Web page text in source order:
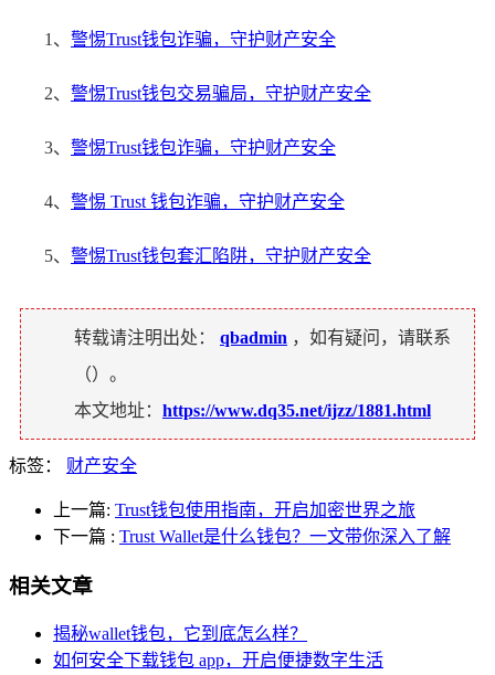
1、 警惕Trust钱包诈骗，守护财产安全
2、 警惕Trust钱包交易骗局，守护财产安全
3、 警惕Trust钱包诈骗，守护财产安全
4、 警惕 Trust 钱包诈骗，守护财产安全
5、 警惕Trust钱包套汇陷阱，守护财产安全
转载请注明出处： qbadmin ，如有疑问，请联系
（）。
本文地址： https://www.dq35.net/ijzz/1881.html
标签： 财产安全
上一篇: Trust钱包使用指南，开启加密世界之旅
下一篇 : Trust Wallet是什么钱包？一文带你深入了解
相关文章
揭秘wallet钱包，它到底怎么样？
如何安全下载钱包 app，开启便捷数字生活